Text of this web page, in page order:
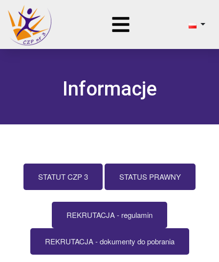
Informacje
STATUT CZP 3 STATUS PRAWNY
REKRUTACJA - regulamin
REKRUTACJA - dokumenty do pobrania